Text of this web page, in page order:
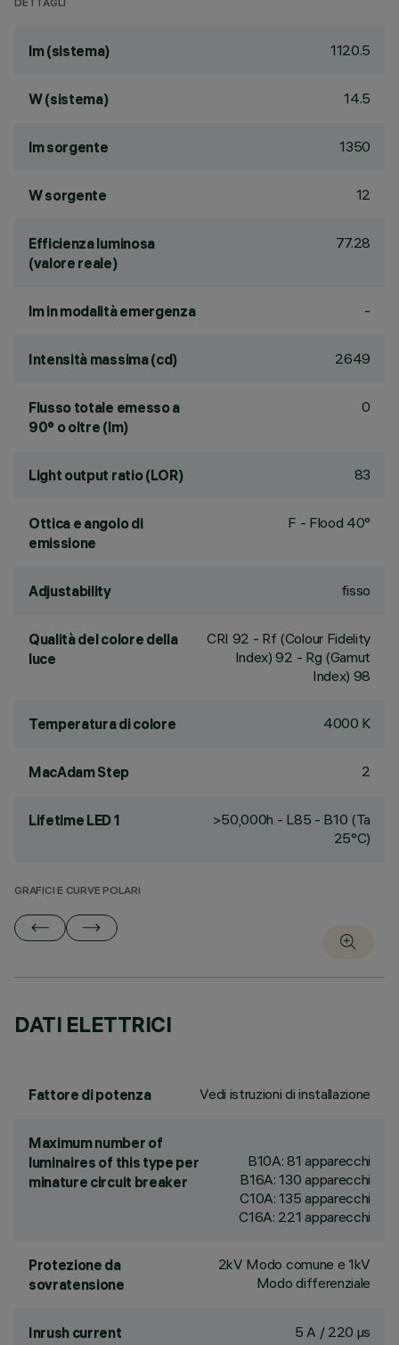
DETTAGLI
lm (sistema) 1120.5
W (sistema) 14.5
lm sorgente 1350
W sorgente 12
Efficienza luminosa
(valore reale)
77.28
lm in modalità emergenza -
Intensità massima (cd) 2649
Flusso totale emesso a
90° o oltre (lm)
0
Light output ratio (LOR) 83
Ottica e angolo di
emissione
F - Flood 40°
Adjustability fisso
Qualità del colore della
luce
CRI 92 - Rf (Colour Fidelity
Index) 92 - Rg (Gamut
Index) 98
Temperatura di colore 4000 K
MacAdam Step 2
Lifetime LED 1
>50,000h - L85 - B10 (Ta
25°C)
GRAFICI E CURVE POLARI
DATI ELETTRICI
Fattore di potenza Vedi istruzioni di installazione
Maximum number of
luminaires of this type per
minature circuit breaker
B10A: 81 apparecchi
B16A: 130 apparecchi
C10A: 135 apparecchi
C16A: 221 apparecchi
Protezione da
sovratensione
2kV Modo comune e 1kV
Modo differenziale
Inrush current 5 A / 220 µs